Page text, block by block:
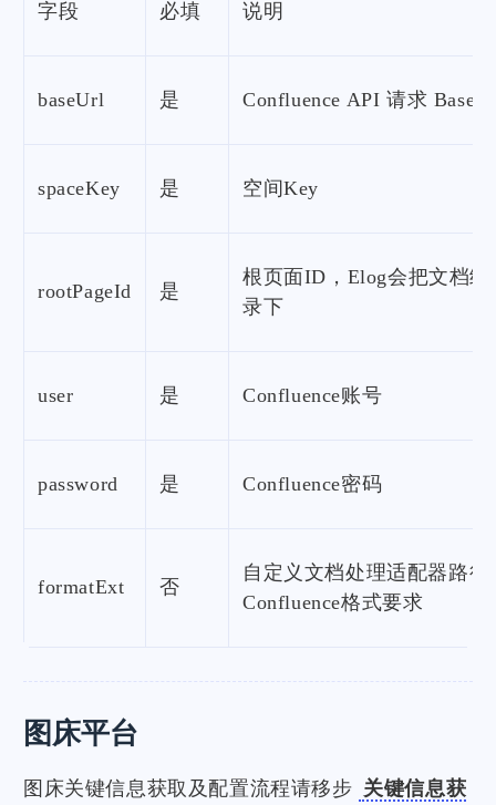
字段 必填 说明
baseUrl 是 Confluence API 请求 Base
spaceKey 是 空间Key
rootPageId 是
根页面ID，Elog会把文档
录下
user 是 Confluence账号
password 是 Confluence密码
formatExt 否
自定义文档处理适配器路
Confluence格式要求
图床平台
图床关键信息获取及配置流程请移步 关键信息获